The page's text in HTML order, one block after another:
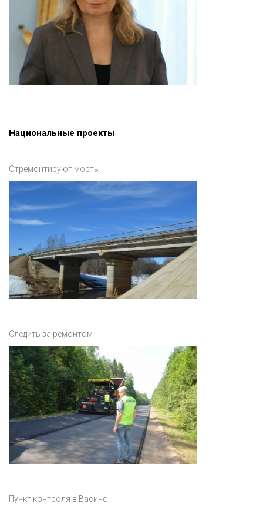
Национальные проекты
Отремонтируют мосты
Следить за ремонтом
Пункт контроля в Васино